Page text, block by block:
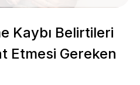
Kaybı Belirtileri
Etmesi Gereken